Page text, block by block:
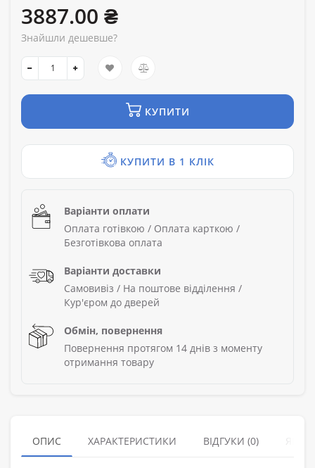
3887.00 ₴
Знайшли дешевше?
КУПИТИ
КУПИТИ В 1 КЛІК
Варіанти оплати
Оплата готівкою / Оплата карткою /
Безготівкова оплата
Варіанти доставки
Самовивіз / На поштове відділення /
Кур'єром до дверей
Обмін, повернення
Повернення протягом 14 днів з моменту
отримання товару
ОПИС ХАРАКТЕРИСТИКИ ВІДГУКИ (0)